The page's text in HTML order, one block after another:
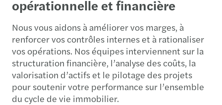
opérationnelle et financière
Nous vous aidons à améliorer vos marges, à
renforcer vos contrôles internes et à rationaliser
vos opérations. Nos équipes interviennent sur la
structuration financière, l’analyse des coûts, la
valorisation d’actifs et le pilotage des projets
pour soutenir votre performance sur l’ensemble
du cycle de vie immobilier.